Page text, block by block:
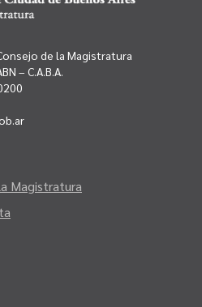
de la Magistratura
– C.A.B.A.
Magistratura